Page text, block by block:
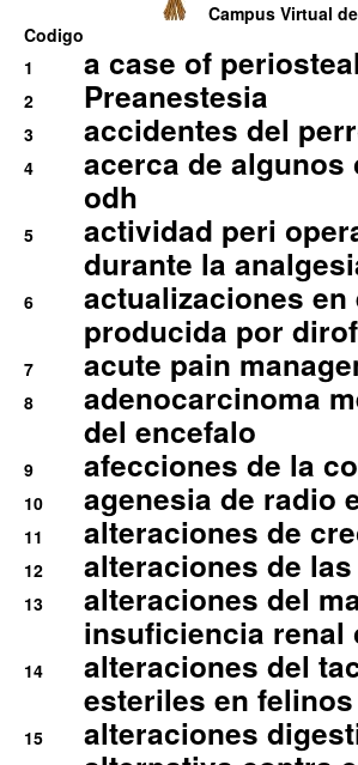
Campus Virtual
Codigo
1
a case of
2 Preanestesia
3 accidentes del
4
acerca de
odh
5
actividad peri
durante la
6
actualizaciones
producida por
7 acute pain
8
adenocarcinoma
del encefalo
9 afecciones de la
10 agenesia de radio
11 alteraciones de
12 alteraciones de
13
alteraciones del
insuficiencia renal
14
alteraciones del
esteriles en felinos
15 alteraciones